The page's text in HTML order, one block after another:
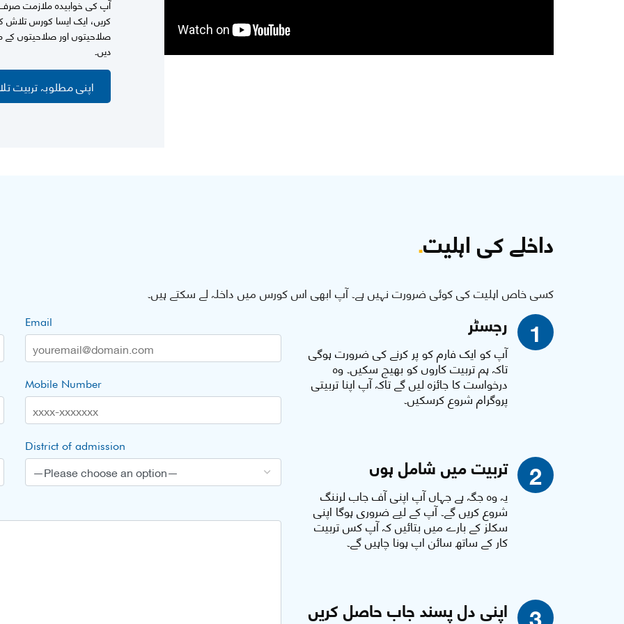
آپ کی خوابیدہ ملازمت صرف
کریں، ایک ایسا کورس
صلاحیتوں اور صلاحیتوں کے
دیں۔
اپنی مطلوبہ تربیت
داخلے کی اہلیت.
کسی خاص اہلیت کی کوئی ضرورت نہیں ہے۔ آپ ابھی اس کورس میں داخلہ لے سکتے ہیں۔
1 رجسٹر
آپ کو ایک فارم کو پر کرنے کی ضرورت ہوگی
تاکہ ہم تربیت کاروں کو بھیج سکیں۔ وہ
درخواست کا جائزہ لیں گے تاکہ آپ اپنا تربیتی
پروگرام شروع کرسکیں۔
2 تربیت میں شامل ہوں
یہ وہ جگہ ہے جہاں آپ اپنی آف جاب لرننگ
شروع کریں گے۔ آپ کے لیے ضروری ہوگا اپنی
سکلز کے بارے میں بتائیں کہ آپ کس تربیت
کار کے ساتھ سائن اپ ہونا چاہیں گے۔
اپنی دل پسند جاب حاصل کریں
Email
Mobile Number
District of admission